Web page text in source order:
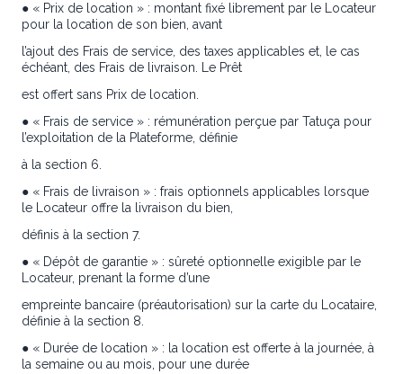
● « Prix de location » : montant fixé librement par le Locateur
pour la location de son bien, avant
l’ajout des Frais de service, des taxes applicables et, le cas
échéant, des Frais de livraison. Le Prêt
est offert sans Prix de location.
● « Frais de service » : rémunération perçue par Tatuça pour
l’exploitation de la Plateforme, définie
à la section 6.
● « Frais de livraison » : frais optionnels applicables lorsque
le Locateur offre la livraison du bien,
définis à la section 7.
● « Dépôt de garantie » : sûreté optionnelle exigible par le
Locateur, prenant la forme d’une
empreinte bancaire (préautorisation) sur la carte du Locataire,
définie à la section 8.
● « Durée de location » : la location est offerte à la journée, à
la semaine ou au mois, pour une durée